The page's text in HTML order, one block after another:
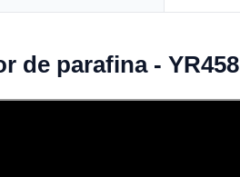
de parafina - YR458